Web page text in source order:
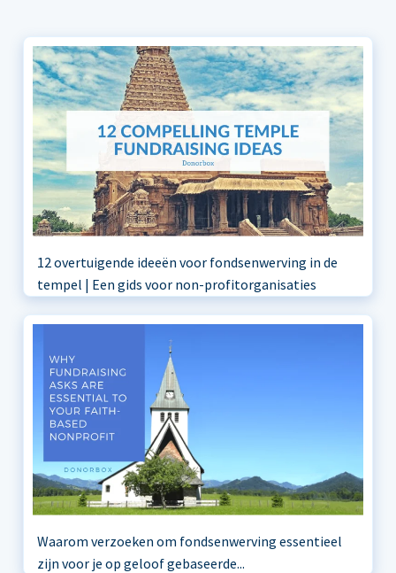
12 overtuigende ideeën voor fondsenwerving in de
tempel | Een gids voor non-profitorganisaties
Waarom verzoeken om fondsenwerving essentieel
zijn voor je op geloof gebaseerde...